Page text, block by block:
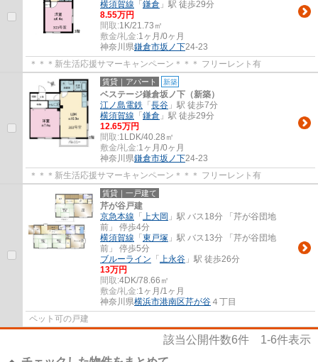
横須賀線 「 鎌倉 」駅 徒歩29分
8.55万円
間取:1K/21.73㎡
敷金/礼金:1ヶ月/0ヶ月
神奈川県鎌倉市坂ノ下24-23
＊＊＊新生活応援サマーキャンペーン＊＊＊ フリーレント有
賃貸｜アパート 新築
ベステージ鎌倉坂ノ下（新築）
江ノ島電鉄 「 長谷 」駅 徒歩7分
横須賀線 「 鎌倉 」駅 徒歩29分
12.65万円
間取:1LDK/40.28㎡
敷金/礼金:1ヶ月/0ヶ月
神奈川県鎌倉市坂ノ下24-23
＊＊＊新生活応援サマーキャンペーン＊＊＊ フリーレント有
賃貸｜一戸建て
芹が谷戸建
京急本線 「 上大岡 」駅 バス18分 「芹が谷団地
前」 停歩4分
横須賀線 「 東戸塚 」駅 バス13分 「芹が谷団地
前」 停歩5分
ブルーライン 「 上永谷 」駅 徒歩26分
13万円
間取:4DK/78.66㎡
敷金/礼金:1ヶ月/1ヶ月
神奈川県横浜市港南区芹が谷 ４丁目
ペット可の戸建
該当公開件数6件 1-6件表示